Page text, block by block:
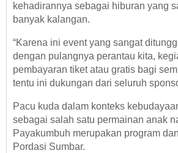
kehadirannya sebagai hiburan yang
banyak kalangan.
“Karena ini event yang sangat
dengan pulangnya perantau kita,
pembayaran tiket atau gratis bagi
tentu ini dukungan dari seluruh
Pacu kuda dalam konteks
sebagai salah satu permainan anak
Payakumbuh merupakan program
Pordasi Sumbar.